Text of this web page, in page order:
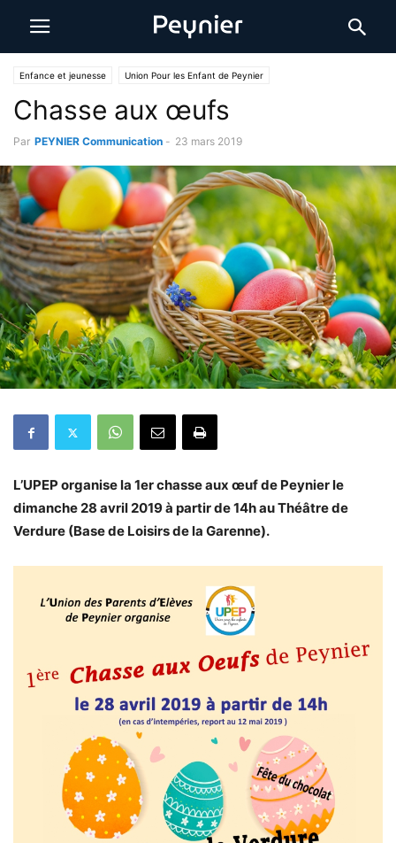
Enfance et jeunesse Union Pour les Enfant de Peynier
Chasse aux œufs
Par PEYNIER Communication - 23 mars 2019
L’UPEP organise la 1er chasse aux œuf de Peynier le
dimanche 28 avril 2019 à partir de 14h au Théâtre de
Verdure (Base de Loisirs de la Garenne).